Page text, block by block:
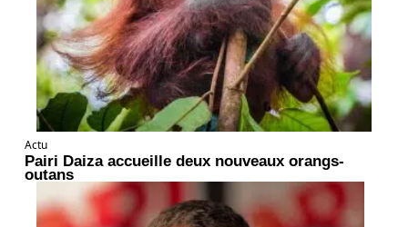
Actu
Pairi Daiza accueille deux nouveaux orangs-
outans